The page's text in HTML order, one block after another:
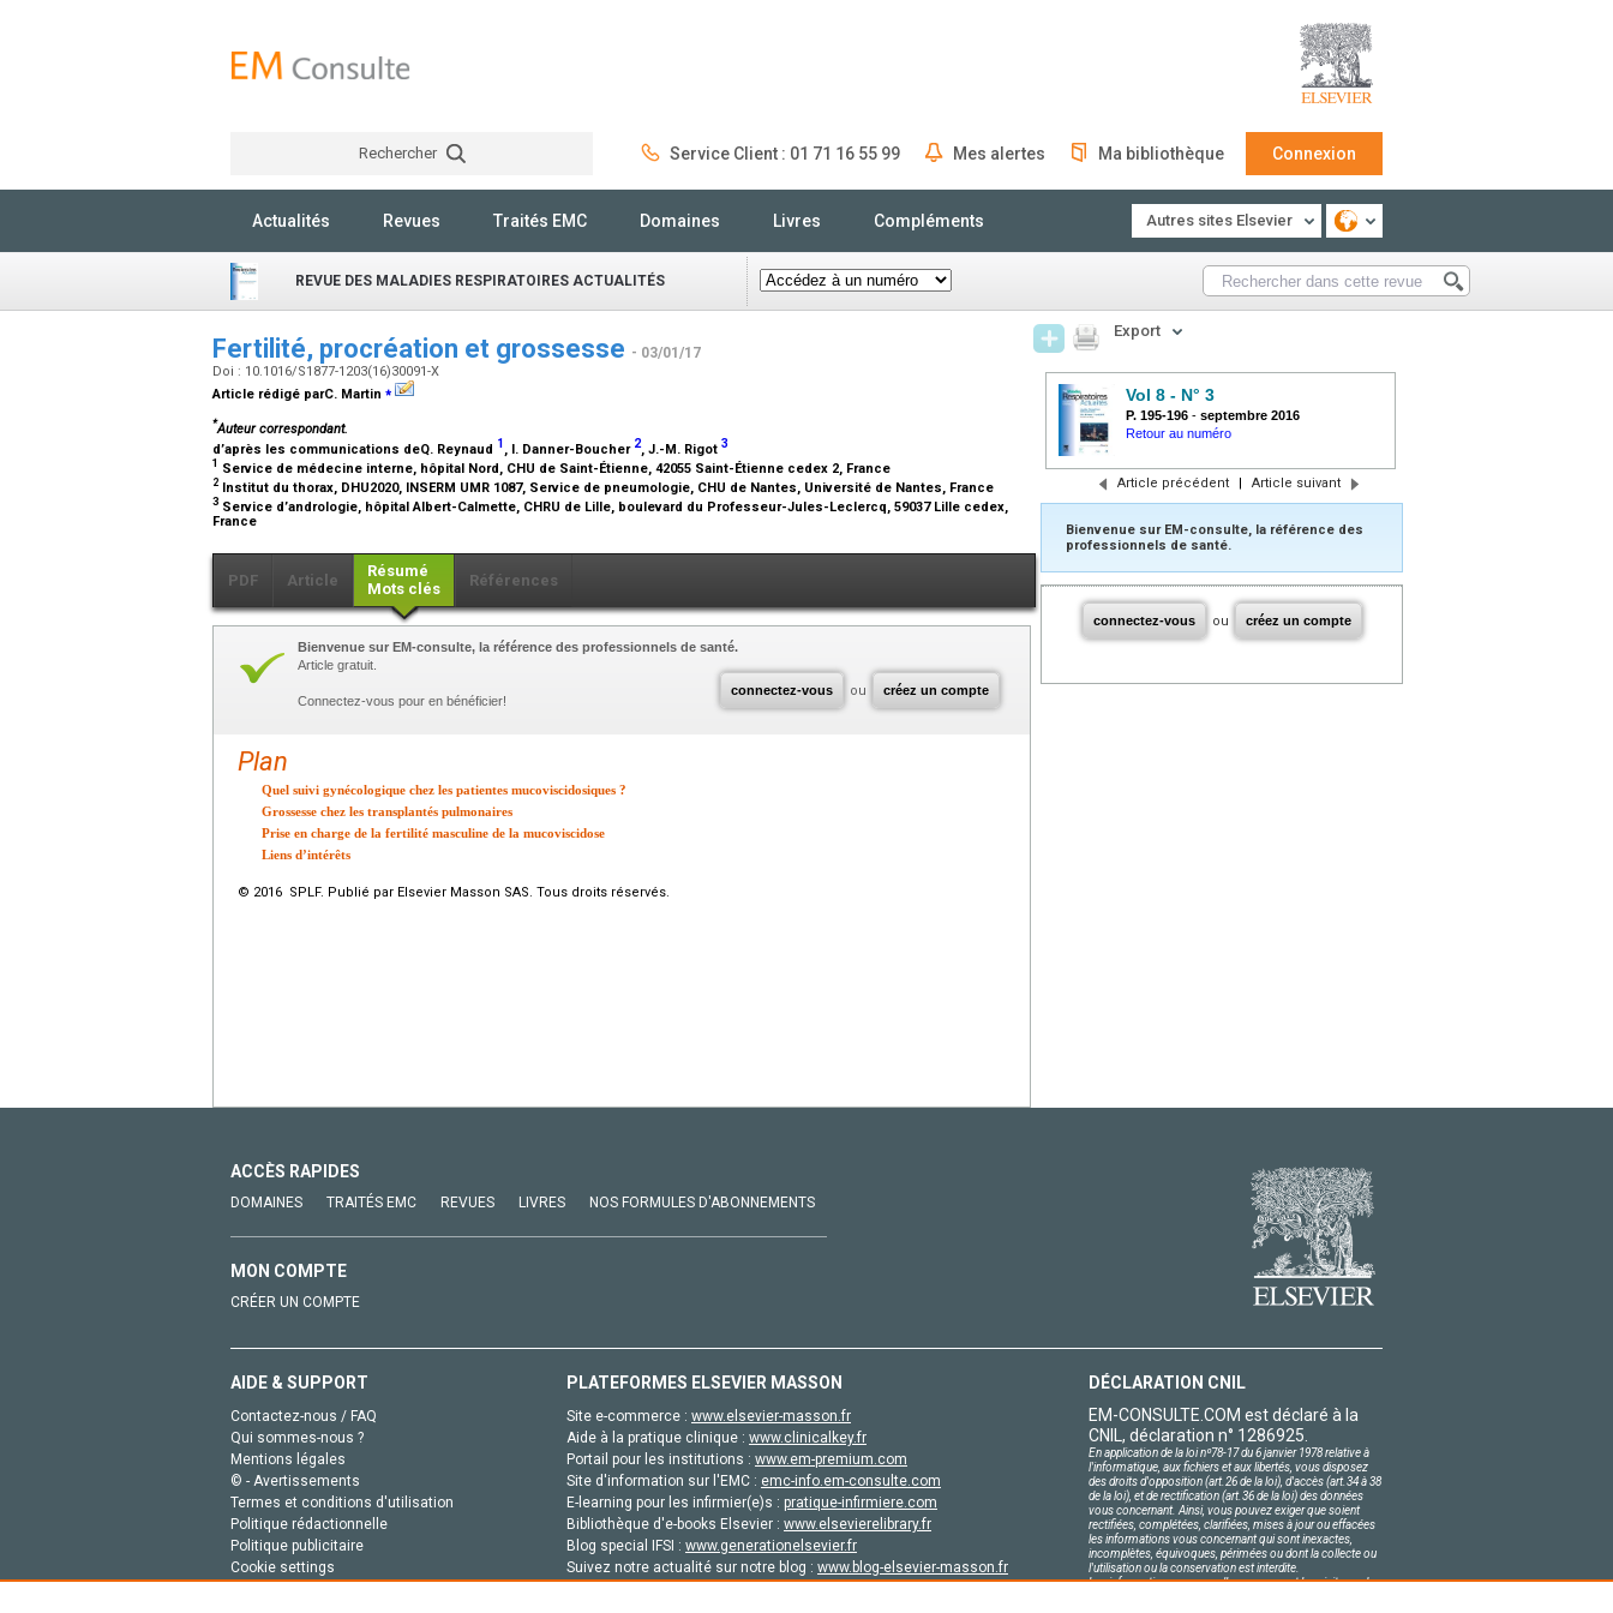
Rechercher Service Client : 01 71 16 55 99 Mes alertes Ma bibliothèque Connexion
Actualités Revues Traités EMC Domaines Livres Compléments Autres sites Elsevier
REVUE DES MALADIES RESPIRATOIRES ACTUALITÉS
Fertilité, procréation et grossesse - 03/01/17
Doi : 10.1016/S1877-1203(16)30091-X
Article rédigé parC. Martin ⁎
*Auteur correspondant.
d’après les communications deQ. Reynaud 1 , I. Danner-Boucher 2, J.-M. Rigot 3
1 Service de médecine interne, hôpital Nord, CHU de Saint-Étienne, 42055 Saint-Étienne cedex 2, France
2 Institut du thorax, DHU2020, INSERM UMR 1087, Service de pneumologie, CHU de Nantes, Université de Nantes, France
3 Service d’andrologie, hôpital Albert-Calmette, CHRU de Lille, boulevard du Professeur-Jules-Leclercq, 59037 Lille cedex,
France
PDF Article
Résumé
Mots clés
Références
connectez-vous ou créez un compte
Bienvenue sur EM-consulte, la référence des professionnels de santé.
Article gratuit.
Connectez-vous pour en bénéficier!
Plan
Quel suivi gynécologique chez les patientes mucoviscidosiques ?
Grossesse chez les transplantés pulmonaires
Prise en charge de la fertilité masculine de la mucoviscidose
Liens d’intérêts
© 2016 SPLF. Publié par Elsevier Masson SAS. Tous droits réservés.
Export
Vol 8 - N° 3
P. 195-196 - septembre 2016
Retour au numéro
Article précédent | Article suivant
Bienvenue sur EM-consulte, la référence des
professionnels de santé.
connectez-vous ou créez un compte
ACCÈS RAPIDES
DOMAINES TRAITÉS EMC REVUES LIVRES NOS FORMULES D'ABONNEMENTS
MON COMPTE
CRÉER UN COMPTE
AIDE & SUPPORT
Contactez-nous / FAQ
Qui sommes-nous ?
Mentions légales
© - Avertissements
Termes et conditions d'utilisation
Politique rédactionnelle
Politique publicitaire
Cookie settings
PLATEFORMES ELSEVIER MASSON
Site e-commerce : www.elsevier-masson.fr
Aide à la pratique clinique : www.clinicalkey.fr
Portail pour les institutions : www.em-premium.com
Site d'information sur l'EMC : emc-info.em-consulte.com
E-learning pour les infirmier(e)s : pratique-infirmiere.com
Bibliothèque d'e-books Elsevier : www.elsevierelibrary.fr
Blog special IFSI : www.generationelsevier.fr
Suivez notre actualité sur notre blog : www.blog-elsevier-masson.fr
DÉCLARATION CNIL
EM-CONSULTE.COM est déclaré à la
CNIL, déclaration n° 1286925.
En application de la loi nº78-17 du 6 janvier 1978 relative à
l'informatique, aux fichiers et aux libertés, vous disposez
des droits d'opposition (art.26 de la loi), d'accès (art.34 à 38
de la loi), et de rectification (art.36 de la loi) des données
vous concernant. Ainsi, vous pouvez exiger que soient
rectifiées, complétées, clarifiées, mises à jour ou effacées
les informations vous concernant qui sont inexactes,
incomplètes, équivoques, périmées ou dont la collecte ou
l'utilisation ou la conservation est interdite.
Les informations personnelles concernant les visiteurs de